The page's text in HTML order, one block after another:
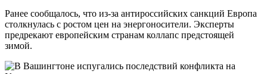
Ранее сообщалось, что из-за антироссийских санкций Европа
столкнулась с ростом цен на энергоносители. Эксперты
предрекают европейским странам коллапс предстоящей
зимой.